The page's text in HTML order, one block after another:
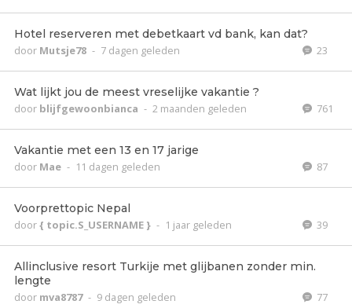
Hotel reserveren met debetkaart vd bank, kan dat?
door Mutsje78 - 7 dagen geleden 23
Wat lijkt jou de meest vreselijke vakantie ?
door blijfgewoonbianca - 2 maanden geleden 761
Vakantie met een 13 en 17 jarige
door Mae - 11 dagen geleden 87
Voorprettopic Nepal
door{ topic.S_USERNAME } - 1 jaar geleden 39
Allinclusive resort Turkije met glijbanen zonder min.
lengte
door mva8787 - 9 dagen geleden 77